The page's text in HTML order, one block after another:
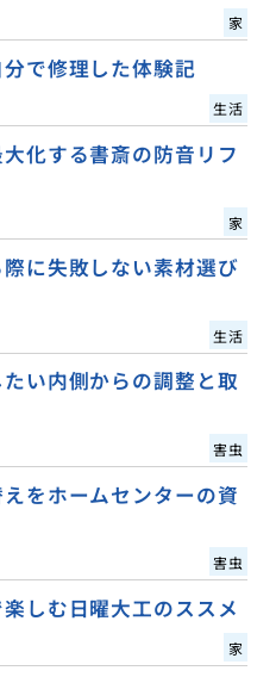
家
で修理した体験記
生活
化する書斎の防音リフ
家
に失敗しない素材選び
生活
い内側からの調整と取
害虫
をホームセンターの資
害虫
しむ日曜大工のススメ
家